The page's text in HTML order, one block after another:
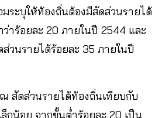
ระบุให้ท้องถิ่นต้องมีสัดส่วนรายได้
าร้อยละ 20 ภายในปี 2544 และ
วนรายได้ร้อยละ 35 ภายในปี
สัดส่วนรายได้ท้องถิ่นเทียบกับ
กน้อย จากขั้นต่ำร้อยละ 20 เป็น